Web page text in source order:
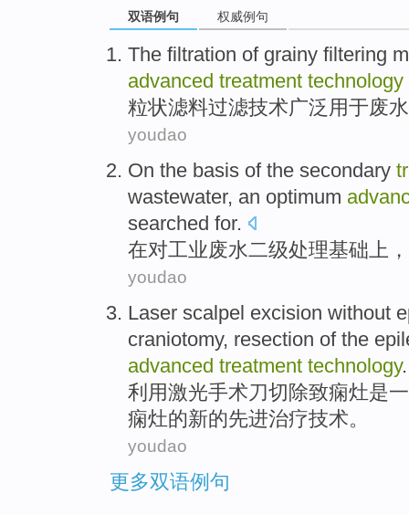
双语例句 权威例句
The filtration of grainy filtering
advanced treatment technology
粒状滤料过滤技术广泛 用于废水
youdao
On the basis ofthe secondary
wastewater, an optimum
searched for.
在对工业废水二级处理基础上 ，
youdao
Laser scalpel excision without
craniotomy, resection of the
advanced treatment technology.
利用激光手术刀切除致痫灶是
痫灶的新的先进治疗技术。
youdao
更多双语例句